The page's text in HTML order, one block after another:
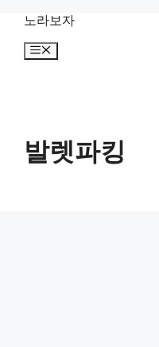
노라보자
메
발렛파킹